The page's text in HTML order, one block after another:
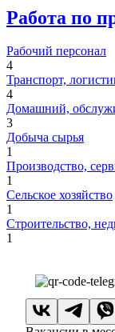
Работа по
Рабочий персонал
4
Транспорт,
4
Домашний,
3
Добыча сырья
1
Производство,
1
Сельское хозяйство
1
Строительство,
1